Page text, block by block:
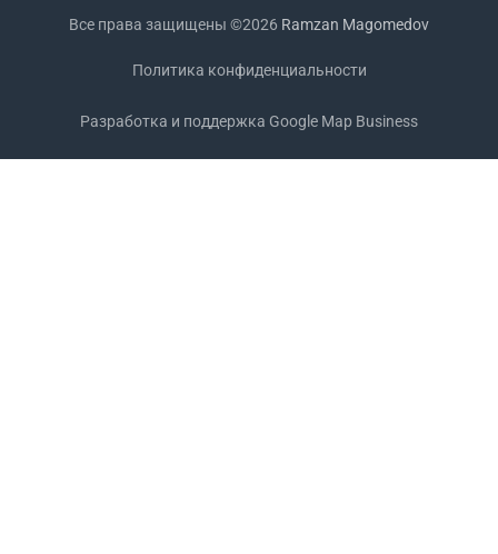
Все права защищены ©2026 Ramzan Magomedov
Политика конфиденциальности
Разработка и поддержка Google Map Business